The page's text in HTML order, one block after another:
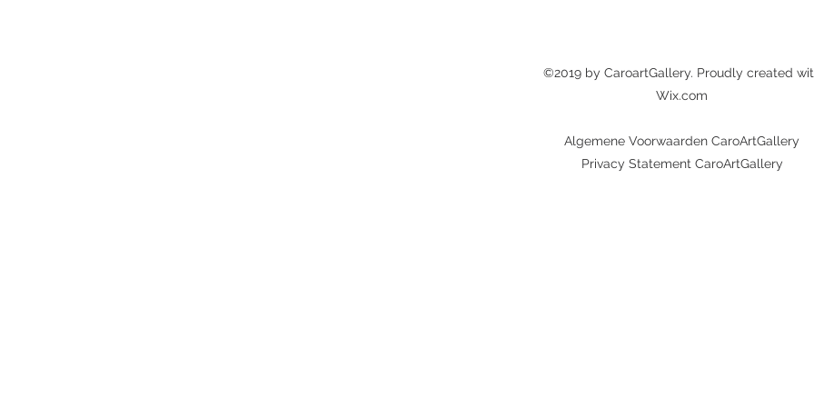
©2019 by CaroartGallery. Proudly created
Wix.com
Algemene Voorwaarden CaroArtGallery
Privacy Statement CaroArtGallery